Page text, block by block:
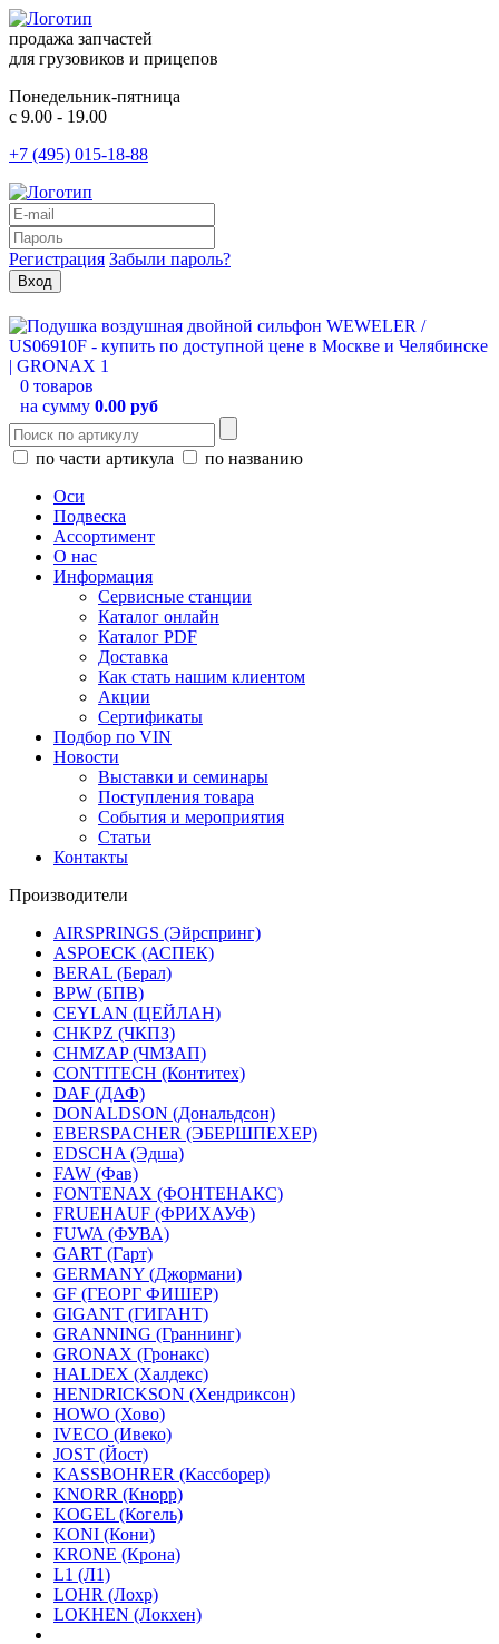
продажа запчастей
для грузовиков и прицепов
Понедельник-пятница
с 9.00 - 19.00
+7 (495) 015-18-88
Регистрация Забыли пароль?
0 товаров
на сумму 0.00 руб
по части артикула
по названию
Оси
Подвеска
Ассортимент
О нас
Информация
Сервисные станции
Каталог онлайн
Каталог PDF
Доставка
Как стать нашим клиентом
Акции
Сертификаты
Подбор по VIN
Новости
Выставки и семинары
Поступления товара
События и мероприятия
Статьи
Контакты
Производители
AIRSPRINGS (Эйрспринг)
ASPOECK (АСПЕК)
BERAL (Берал)
BPW (БПВ)
CEYLAN (ЦЕЙЛАН)
CHKPZ (ЧКПЗ)
CHMZAP (ЧМЗАП)
CONTITECH (Контитех)
DAF (ДАФ)
DONALDSON (Дональдсон)
EBERSPACHER (ЭБЕРШПЕХЕР)
EDSCHA (Эдша)
FAW (Фав)
FONTENAX (ФОНТЕНАКС)
FRUEHAUF (ФРИХАУФ)
FUWA (ФУВА)
GART (Гарт)
GERMANY (Джормани)
GF (ГЕОРГ ФИШЕР)
GIGANT (ГИГАНТ)
GRANNING (Граннинг)
GRONAX (Гронакс)
HALDEX (Халдекс)
HENDRICKSON (Хендриксон)
HOWO (Хово)
IVECO (Ивеко)
JOST (Йост)
KASSBOHRER (Касcборер)
KNORR (Кнорр)
KOGEL (Когель)
KONI (Кони)
KRONE (Крона)
L1 (Л1)
LOHR (Лохр)
LOKHEN (Локхен)